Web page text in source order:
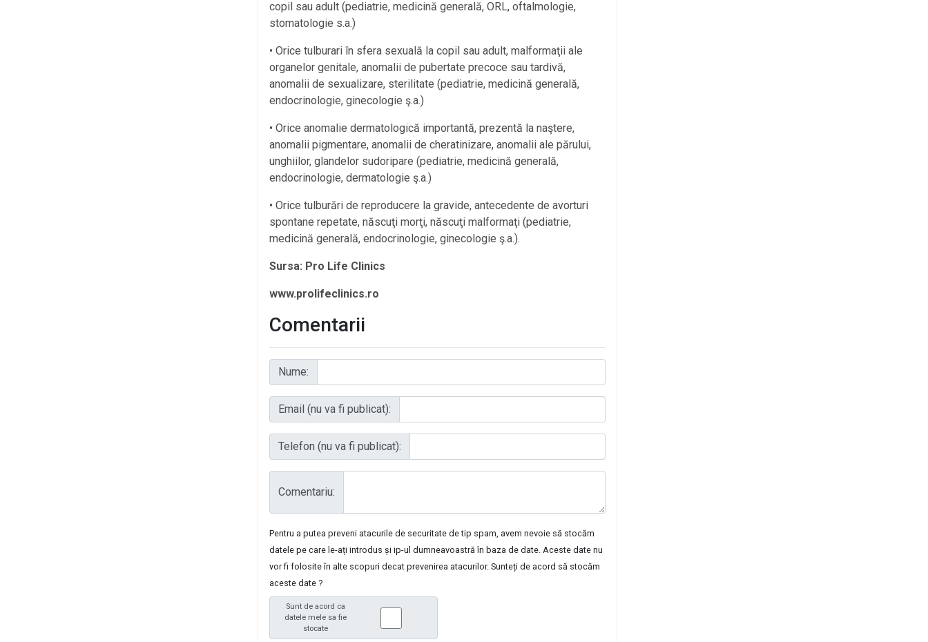
copil sau adult (pediatrie, medicină generală, ORL, oftalmologie,
stomatologie s.a.)
• Orice tulburari în sfera sexuală la copil sau adult, malformaţii ale
organelor genitale, anomalii de pubertate precoce sau tardivă,
anomalii de sexualizare, sterilitate (pediatrie, medicină generală,
endocrinologie, ginecologie ş.a.)
• Orice anomalie dermatologică importantă, prezentă la naştere,
anomalii pigmentare, anomalii de cheratinizare, anomalii ale părului,
unghiilor, glandelor sudoripare (pediatrie, medicină generală,
endocrinologie, dermatologie ş.a.)
• Orice tulburări de reproducere la gravide, antecedente de avorturi
spontane repetate, născuţi morţi, născuţi malformaţi (pediatrie,
medicină generală, endocrinologie, ginecologie ş.a.).
Sursa: Pro Life Clinics
www.prolifeclinics.ro
Comentarii
Nume:
Email (nu va fi publicat):
Telefon (nu va fi publicat):
Comentariu:
Pentru a putea preveni atacurile de securitate de tip spam, avem nevoie să stocăm
datele pe care le-ați introdus și ip-ul dumneavoastră în baza de date. Aceste date nu
vor fi folosite în alte scopuri decat prevenirea atacurilor. Sunteți de acord să stocăm
aceste date ?
Sunt de acord ca
datele mele sa fie
stocate